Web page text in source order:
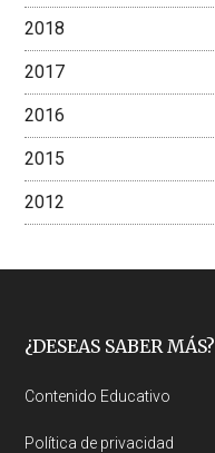
2018
2017
2016
2015
2012
Footer
¿DESEAS SABER MÁS?
Contenido Educativo
Política de privacidad